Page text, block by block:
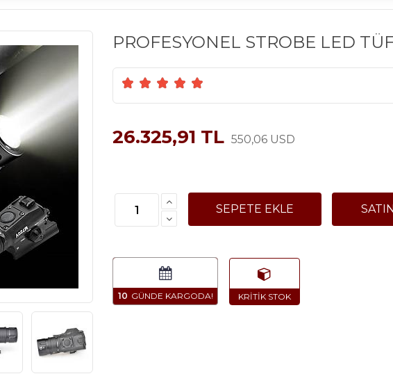
PROFESYONEL STROBE LED
26.325,91 TL 550,06 USD
10